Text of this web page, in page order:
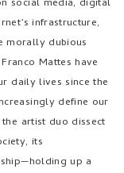
social media, digital
infrastructure,
morally dubious
Mattes have
daily lives since the
define our
artist duo dissect
its
up a